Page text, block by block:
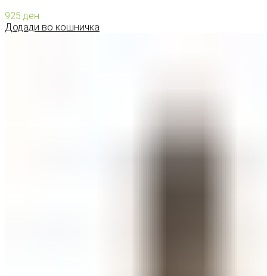
925 ден
Додади во кошничка